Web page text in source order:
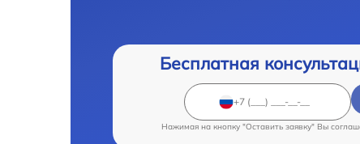
Бесплатная
Нажимая на кнопку "Оставить заявку" Вы